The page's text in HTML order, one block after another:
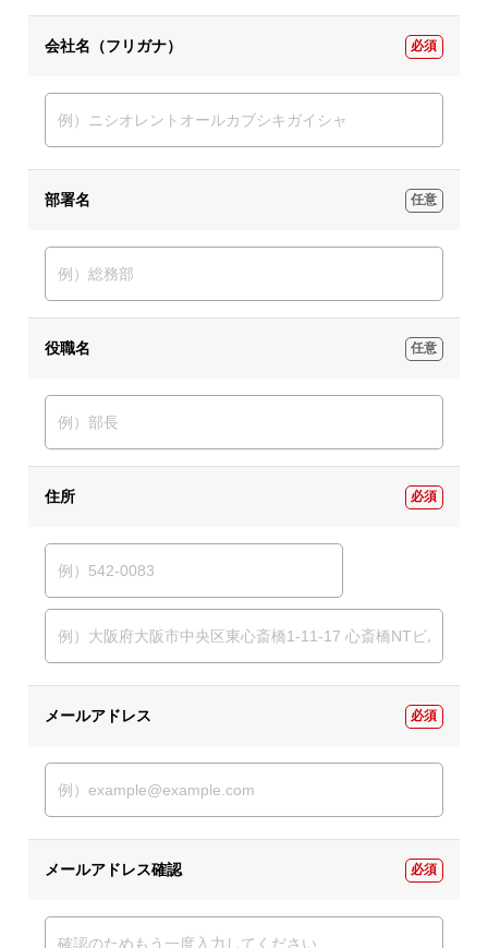
会社名（フリガナ） 必須
部署名 任意
役職名 任意
住所 必須
メールアドレス 必須
メールアドレス確認 必須